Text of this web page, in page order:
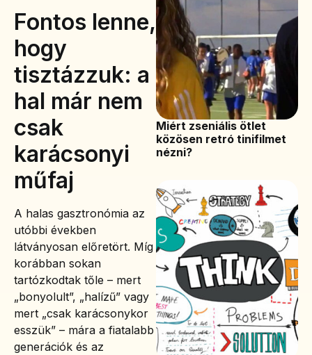
Fontos lenne,
hogy
tisztázzuk: a
hal már nem
csak
karácsonyi
műfaj
A halas gasztronómia az
utóbbi években
látványosan előretört. Míg
korábban sokan
tartózkodtak tőle – mert
„bonyolult”, „halízű” vagy
mert „csak karácsonykor
esszük” – mára a fiatalabb
generációk és az
Miért zseniális ötlet
közösen retró tinifilmet
nézni?